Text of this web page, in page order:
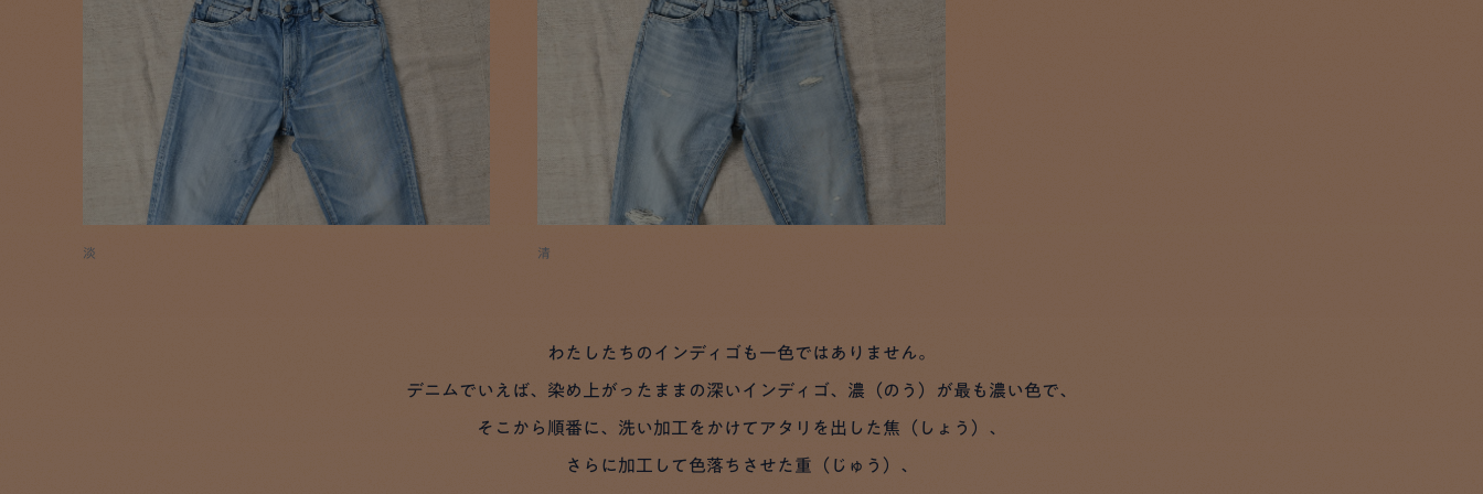
淡 清
わたしたちのインディゴも一色ではありません。
デニムでいえば、染め上がったままの深いインディゴ、濃（のう）が最も濃い色で、
そこから順番に、洗い加工をかけてアタリを出した焦（しょう）、
さらに加工して色落ちさせた重（じゅう）、